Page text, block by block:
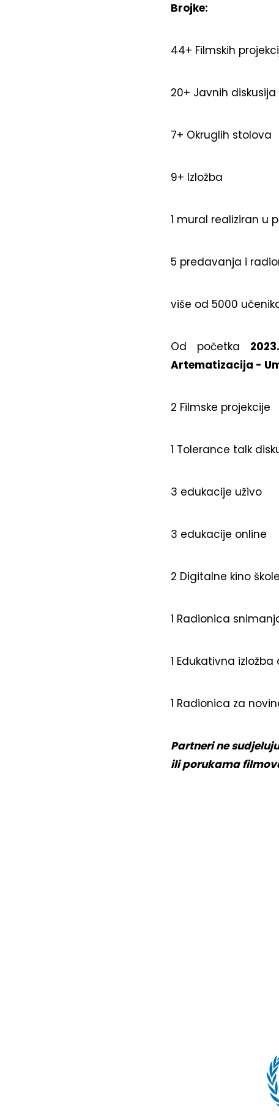
Brojke:
44+ Filmskih
20+ Javnih diskusija
7+ Okruglih stolova
9+ Izložba
1 mural realiziran u
5 predavanja i
više od 5000
Od početka 2023.
Artematizacija -
2 Filmske projekcije
1 Tolerance talk
3 edukacije uživo
3 edukacije online
2 Digitalne kino škole
1 Radionica
1 Edukativna
1 Radionica za
Partneri ne
ili porukama